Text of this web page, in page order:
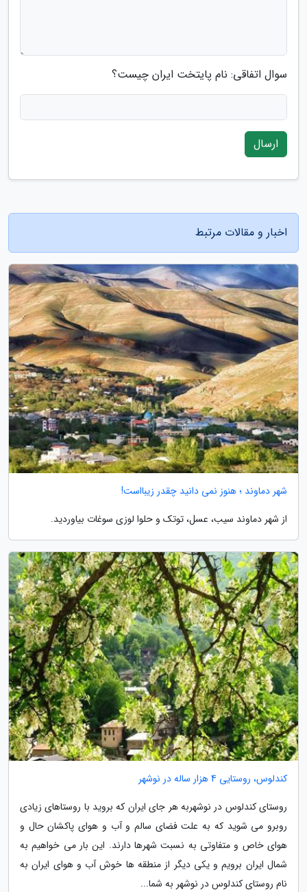
سوال اتفاقی: نام پایتخت ایران چیست؟
ارسال
اخبار و مقالات مرتبط
شهر دماوند ؛ هنوز نمی دانید چقدر زیبااست!
از شهر دماوند سیب، عسل، توتک و حلوا لوزی سوغات بیاوردید.
کندلوس، روستایی 4 هزار ساله در نوشهر
روستای کندلوس در نوشهربه هر جای ایران که بروید با روستاهای زیادی
روبرو می شوید که به علت فضای سالم و آب و هوای پاکشان حال و
هوای خاص و متفاوتی به نسبت شهرها دارند. این بار می خواهیم به
شمال ایران برویم و یکی دیگر از منطقه ها خوش آب و هوای ایران به
نام روستای کندلوس در نوشهر به شما...